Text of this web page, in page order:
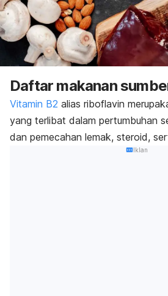
Daftar makanan
Vitamin B2 alias riboflavin
yang terlibat dalam pertumbuhan
dan pemecahan lemak, steroid,
Iklan